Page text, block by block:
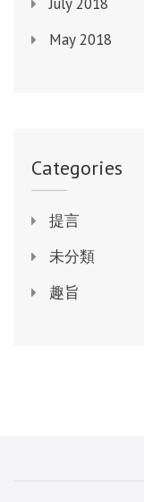
May 2018
Categories
提言
未分類
趣旨